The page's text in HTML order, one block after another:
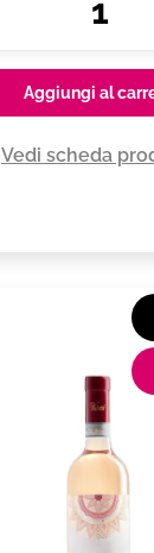
Aggiungi al
Vedi scheda